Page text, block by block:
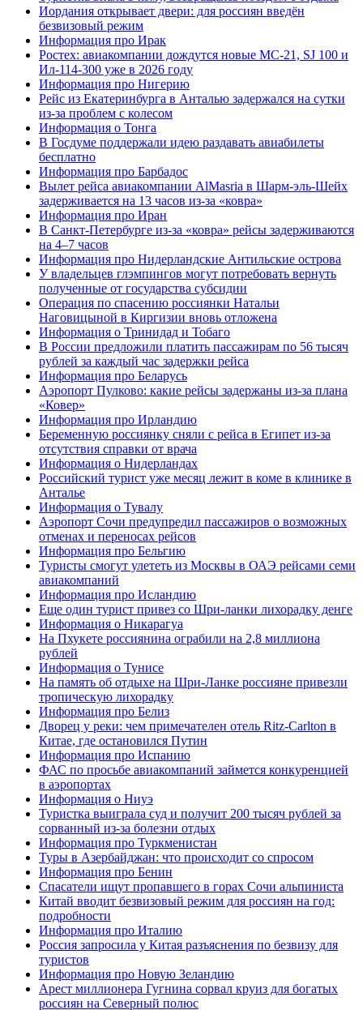
Иордания открывает двери: для россиян введён
безвизовый режим
Информация про Ирак
Ростех: авиакомпании дождутся новые МС-21, SJ 100 и
Ил-114-300 уже в 2026 году
Информация про Нигерию
Рейс из Екатеринбурга в Анталью задержался на сутки
из-за проблем с колесом
Информация о Тонга
В Госдуме поддержали идею раздавать авиабилеты
бесплатно
Информация про Барбадос
Вылет рейса авиакомпании AlMasria в Шарм-эль-Шейх
задерживается на 13 часов из-за «ковра»
Информация про Иран
В Санкт-Петербурге из-за «ковра» рейсы задерживаются
на 4–7 часов
Информация про Нидерландские Антильские острова
У владельцев глэмпингов могут потребовать вернуть
полученные от государства субсидии
Операция по спасению россиянки Натальи
Наговицыной в Киргизии вновь отложена
Информация о Тринидад и Тобаго
В России предложили платить пассажирам по 56 тысяч
рублей за каждый час задержки рейса
Информация про Беларусь
Аэропорт Пулково: какие рейсы задержаны из-за плана
«Ковер»
Информация про Ирландию
Беременную россиянку сняли с рейса в Египет из-за
отсутствия справки от врача
Информация о Нидерландах
Российский турист уже месяц лежит в коме в клинике в
Анталье
Информация о Тувалу
Аэропорт Сочи предупредил пассажиров о возможных
отменах и переносах рейсов
Информация про Бельгию
Туристы смогут улететь из Москвы в ОАЭ рейсами семи
авиакомпаний
Информация про Исландию
Еще один турист привез со Шри-ланки лихорадку денге
Информация о Никарагуа
На Пхукете россиянина ограбили на 2,8 миллиона
рублей
Информация о Тунисе
На память об отдыхе на Шри-Ланке россияне привезли
тропическую лихорадку
Информация про Белиз
Дворец у реки: чем примечателен отель Ritz-Carlton в
Китае, где остановился Путин
Информация про Испанию
ФАС по просьбе авиакомпаний займется конкуренцией
в аэропортах
Информация о Ниуэ
Туристка выиграла суд и получит 200 тысяч рублей за
сорванный из-за болезни отдых
Информация про Туркменистан
Туры в Азербайджан: что происходит со спросом
Информация про Бенин
Спасатели ищут пропавшего в горах Сочи альпиниста
Китай вводит безвизовый режим для россиян на год:
подробности
Информация про Италию
Россия запросила у Китая разъяснения по безвизу для
туристов
Информация про Новую Зеландию
Арест миллионера Гугнина сорвал круиз для богатых
россиян на Северный полюс